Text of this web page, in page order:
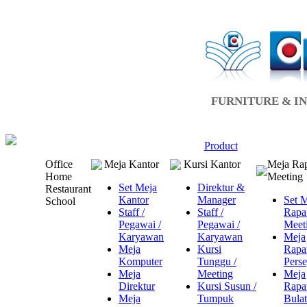
FURNITURE &
Product
Office
Home
Restaurant
School
Meja Kantor
Set Meja
Kantor
Staff /
Pegawai /
Karyawan
Meja
Komputer
Meja
Direktur
Meja
Kursi Kantor
Direktur &
Manager
Staff /
Pegawai /
Karyawan
Kursi
Tunggu /
Meeting
Kursi Susun /
Tumpuk
Meja
Meeting
Set
Meja
Meja
Bulat